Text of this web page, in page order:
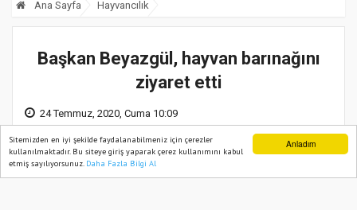
Anladım
Sitemizden en iyi şekilde faydalanabilmeniz için çerezler
kullanılmaktadır. Bu siteye giriş yaparak çerez kullanımını kabul
etmiş sayılıyorsunuz. Daha Fazla Bilgi Al
Ana Sayfa Hayvancılık
Başkan Beyazgül, hayvan barınağını
ziyaret etti
24 Temmuz, 2020, Cuma 10:09
Ana Sayfa Web TV